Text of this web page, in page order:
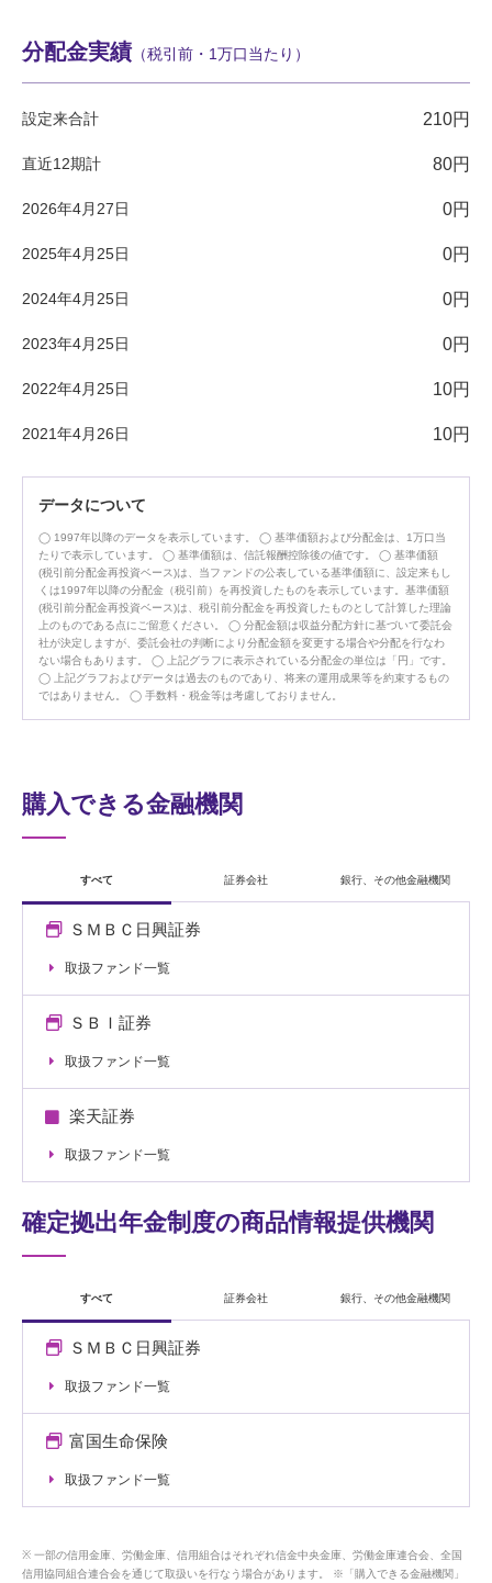
分配金実績（税引前・1万口当たり）
設定来合計 210円
直近12期計 80円
2026年4月27日 0円
2025年4月25日 0円
2024年4月25日 0円
2023年4月25日 0円
2022年4月25日 10円
2021年4月26日 10円
データについて
1997年以降のデータを表示しています。
基準価額および分配金は、1万口当
たりで表示しています。
基準価額は、信託報酬控除後の値です。
基準価額
(税引前分配金再投資ベース)は、当ファンドの公表している基準価額に、設定来もし
くは1997年以降の分配金（税引前）を再投資したものを表示しています。基準価額
(税引前分配金再投資ベース)は、税引前分配金を再投資したものとして計算した理論
上のものである点にご留意ください。
分配金額は収益分配方針に基づいて委託会
社が決定しますが、委託会社の判断により分配金額を変更する場合や分配を行なわ
ない場合もあります。
上記グラフに表示されている分配金の単位は「円」です。
上記グラフおよびデータは過去のものであり、将来の運用成果等を約束するもの
ではありません。
手数料・税金等は考慮しておりません。
購入できる金融機関
すべて 証券会社 銀行、その他金融機関
ＳＭＢＣ日興証券
取扱ファンド一覧
ＳＢＩ証券
取扱ファンド一覧
楽天証券
取扱ファンド一覧
確定拠出年金制度の商品情報提供機関
すべて 証券会社 銀行、その他金融機関
ＳＭＢＣ日興証券
取扱ファンド一覧
富国生命保険
取扱ファンド一覧
一部の信用金庫、労働金庫、信用組合はそれぞれ信金中央金庫、労働金庫連合会、全国
信用協同組合連合会を通じて取扱いを行なう場合があります。 ※「購入できる金融機関」